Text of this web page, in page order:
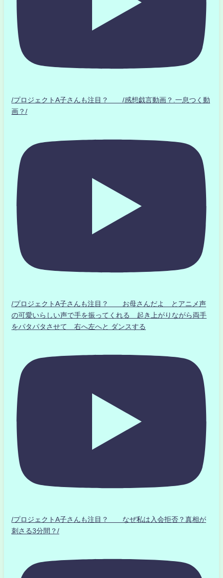
/プロジェクトA子さんも注目？ /感想戯言動画？.一息つく動
画？/
/プロジェクトA子さんも注目？ お母さんだよ とアニメ声
の可愛いらしい声で手を振ってくれる 起き上がりながら両手
をパタパタさせて 右へ左へと ダンスする
/プロジェクトA子さんも注目？ なぜ私は入会拒否？真相が
刺さる3分間？/